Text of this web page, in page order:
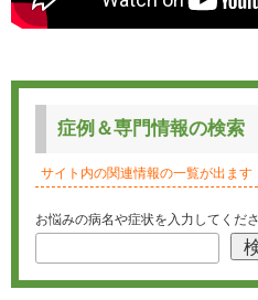
症例＆専門情報の検索
サイト内の関連情報の一覧が出ます
お悩みの病名や症状を入力してくだ